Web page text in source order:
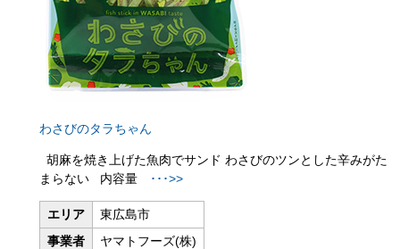
わさびのタラちゃん
胡麻を焼き上げた魚肉でサンド わさびのツンとした辛みがた
まらない 内容量
･･･>>
エリア
東広島市
事業者
ヤマトフーズ(株)